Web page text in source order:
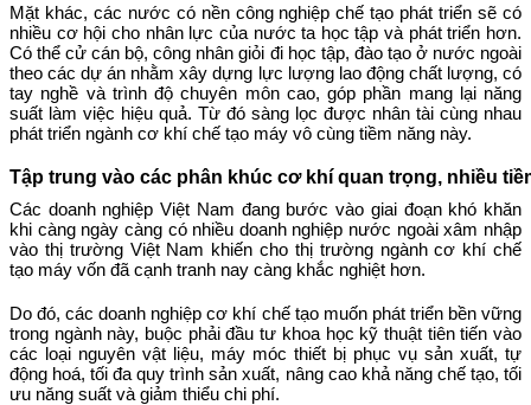
Mặt khác, các nước có nền công nghiệp chế tạo phát triển sẽ có
nhiều cơ hội cho nhân lực của nước ta học tập và phát triển hơn.
Có thể cử cán bộ, công nhân giỏi đi học tập, đào tạo ở nước ngoài
theo các dự án nhằm xây dựng lực lượng lao động chất lượng, có
tay nghề và trình độ chuyên môn cao, góp phần mang lại năng
suất làm việc hiệu quả. Từ đó sàng lọc được nhân tài cùng nhau
phát triển ngành cơ khí chế tạo máy vô cùng tiềm năng này.
Tập trung vào các phân khúc cơ khí quan trọng, nhiều
Các doanh nghiệp Việt Nam đang bước vào giai đoạn khó khăn
khi càng ngày càng có nhiều doanh nghiệp nước ngoài xâm nhập
vào thị trường Việt Nam khiến cho thị trường ngành cơ khí chế
tạo máy vốn đã cạnh tranh nay càng khắc nghiệt hơn.
Do đó, các doanh nghiệp cơ khí chế tạo muốn phát triển bền vững
trong ngành này, buộc phải đầu tư khoa học kỹ thuật tiên tiến vào
các loại nguyên vật liệu, máy móc thiết bị phục vụ sản xuất, tự
động hoá, tối đa quy trình sản xuất, nâng cao khả năng chế tạo, tối
ưu năng suất và giảm thiểu chi phí.